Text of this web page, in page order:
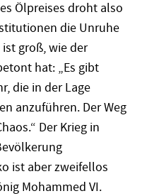
Ölpreises droht also
die Unruhe
ist groß, wie der
hat: „Es gibt
die in der Lage
anzuführen. Der Weg
Der Krieg in
ist aber zweifellos
Mohammed VI.